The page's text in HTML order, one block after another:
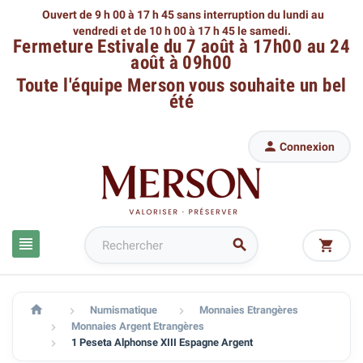
Ouvert de 9 h 00 à 17 h 45 sans interruption du lundi au
vendredi et de 10 h 00 à 17 h 45 le samedi.
Fermeture Estivale du 7 août à 17h00 au 24
août à 09h00
Toute l'équipe Mersonvous souhaite un bel
été
 
 Connexion

  Numismatique  Monnaies Etrangères
 Monnaies Argent Etrangères
 1 Peseta Alphonse XIII Espagne Argent